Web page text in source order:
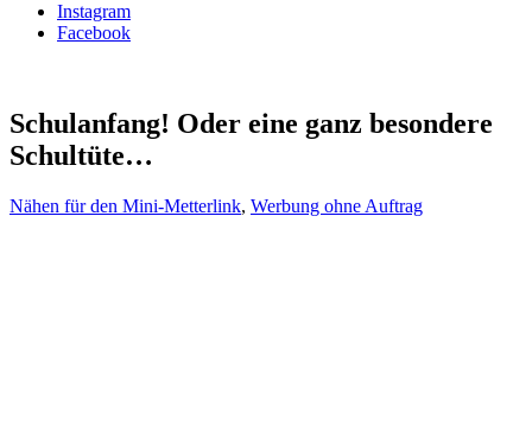
Instagram
Facebook
Schulanfang! Oder eine ganz besondere
Schultüte…
Nähen für den Mini-Metterlink, Werbung ohne Auftrag